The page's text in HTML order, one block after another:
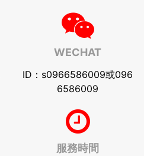
WECHAT
ID：s0966586009或096
6586009
服務時間